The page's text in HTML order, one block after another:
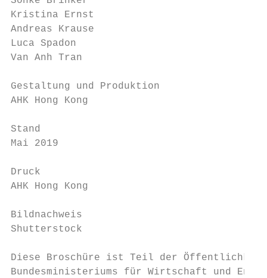
Kristina Ernst
Andreas Krause
Luca Spadon
Van Anh Tran
Gestaltung und Produktion
AHK Hong Kong
Stand
Mai 2019
Druck
AHK Hong Kong
Bildnachweis
Shutterstock
Diese Broschüre ist Teil der
Bundesministeriums für Wirtschaft und